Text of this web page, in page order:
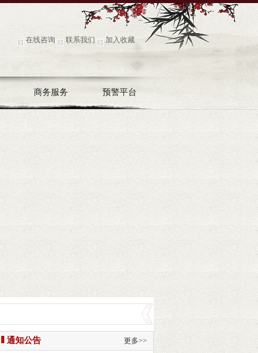
在线咨询 联系我们 加入收藏
商务服务 预警平台
更多>>
通知公告